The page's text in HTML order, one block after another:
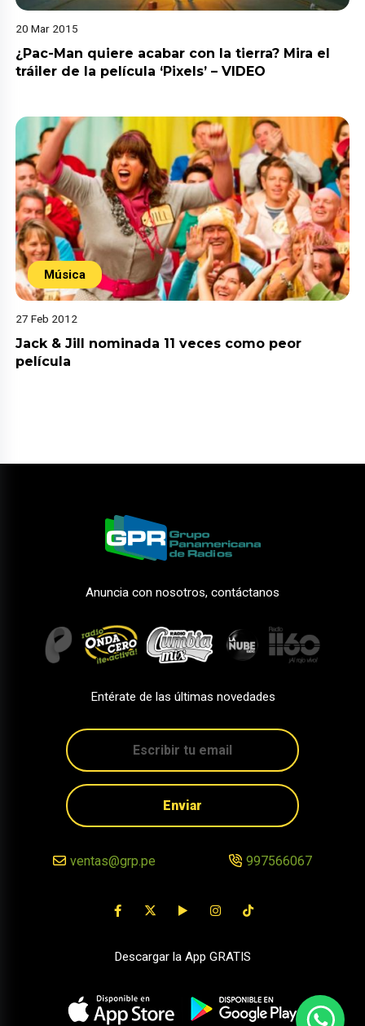
20 Mar 2015
¿Pac-Man quiere acabar con la tierra? Mira el
tráiler de la película ‘Pixels’ – VIDEO
Música
27 Feb 2012
Jack & Jill nominada 11 veces como peor
película
Anuncia con nosotros, contáctanos
Entérate de las últimas novedades
Enviar
ventas@grp.pe 997566067
Descargar la App GRATIS